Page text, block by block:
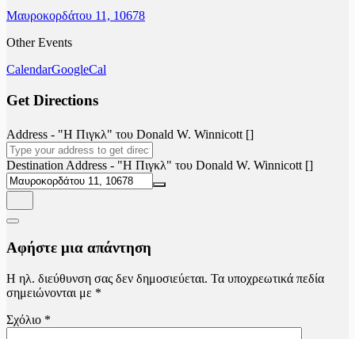
Μαυροκορδάτου 11, 10678
Other Events
CalendarGoogleCal
Get Directions
Address - "Η Πιγκλ" του Donald W. Winnicott []
Destination Address - "Η Πιγκλ" του Donald W. Winnicott []
Αφήστε μια απάντηση
Η ηλ. διεύθυνση σας δεν δημοσιεύεται. Τα υποχρεωτικά πεδία
σημειώνονται με *
Σχόλιο *